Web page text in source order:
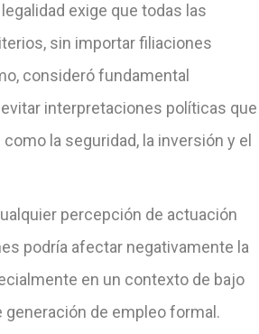
exige que todas las
sin importar filiaciones
consideró fundamental
interpretaciones políticas que
la seguridad, la inversión y el
percepción de actuación
podría afectar negativamente la
en un contexto de bajo
de empleo formal.